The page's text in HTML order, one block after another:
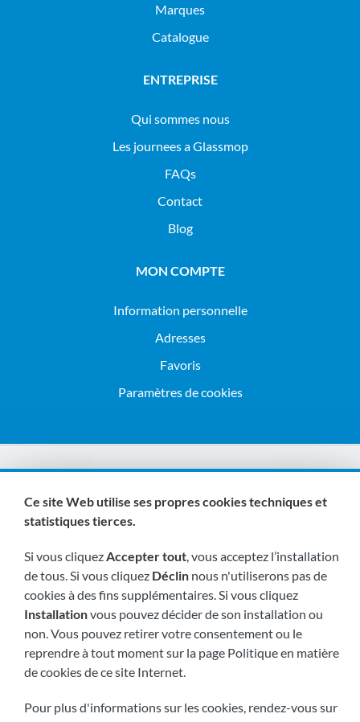
Marques
Catalogue
ENTREPRISE
Qui sommes nous
Les journees a Glassmop
FAQs
Contact
Blog
MON COMPTE
Information personnelle
Adresses
Favoris
Paramètres de cookies
Nous sommes membres de :
Visitez-nous bientôt à:
Ce site Web utilise ses propres cookies techniques et
statistiques tierces.
Si vous cliquezAccepter tout, vous acceptez l’installation
de tous. Si vous cliquez Déclin nous n'utiliserons pas de
cookies à des fins supplémentaires. Si vous cliquez
Installationvous pouvez décider de son installation ou
non. Vous pouvez retirer votre consentement ou le
reprendre à tout moment sur la page Politique en matière
de cookies de ce site Internet.
Pour plus d'informations sur les cookies, rendez-vous sur